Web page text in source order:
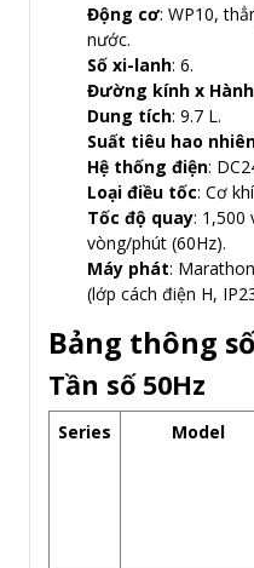
Động cơ: WP10,
nước.
Số xi-lanh: 6.
Đường kính x
Dung tích: 9.7 L.
Suất tiêu hao
Hệ thống điện:
Loại điều tốc: Cơ
Tốc độ quay: 1,500
vòng/phút (60Hz).
Máy phát:
(lớp cách điện H,
Bảng thông
Tần số 50Hz
Series Model